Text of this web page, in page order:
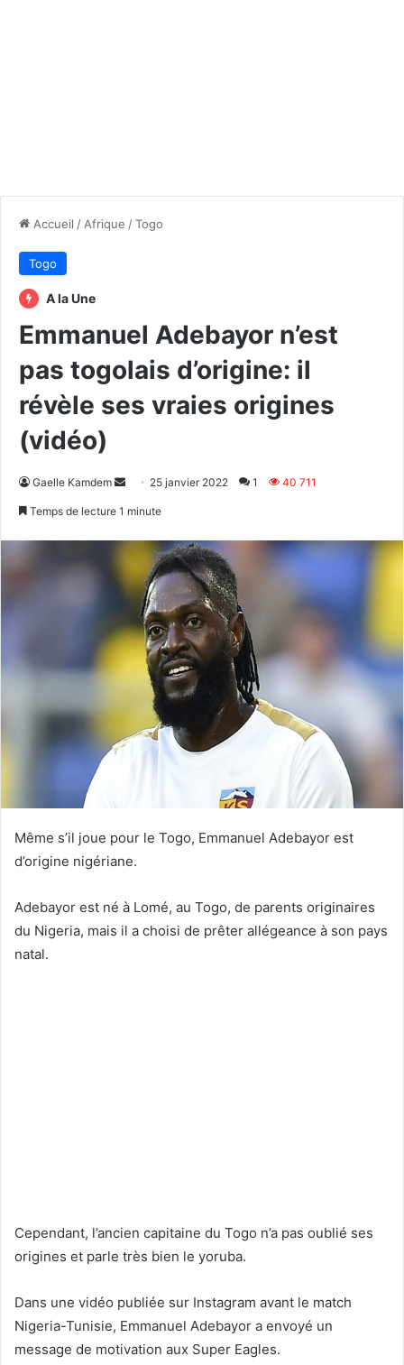
Accueil / Afrique /Togo
Togo
A la Une
Emmanuel Adebayor n’est
pas togolais d’origine: il
révèle ses vraies origines
(vidéo)
Gaelle Kamdem
Envoyer25 janvier 2022 1 40 711
Temps de lecture 1 minute
Même s’il joue pour le Togo, Emmanuel Adebayor est
d’origine nigériane.
Adebayor est né à Lomé, au Togo, de parents originaires
du Nigeria, mais il a choisi de prêter allégeance à son pays
natal.
Cependant, l’ancien capitaine du Togo n’a pas oublié ses
origines et parle très bien le yoruba.
Dans une vidéo publiée sur Instagram avant le match
Nigeria-Tunisie, Emmanuel Adebayor a envoyé un
message de motivation aux Super Eagles.